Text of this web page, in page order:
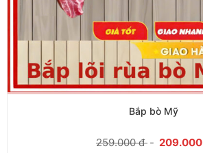
Bắp bò Mỹ
259.000đ - 209.000